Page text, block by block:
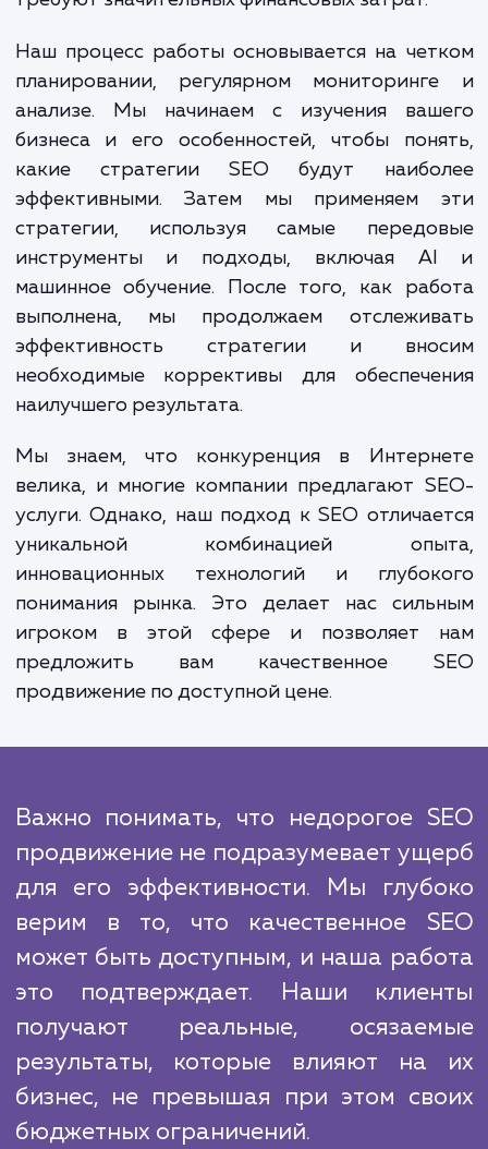
Среди преимуществ нашей услуги -
адаптивность под ваш бюджет. Каждый
имеет свои уникальные особенности,
знаем, как наилучшим образом
ваши ресурсы для достижения
целей. Благодаря нашему опыту и
знаниям в SEO, мы можем предложить
наиболее эффективные решения,
Наш процесс работы основывается на
планировании, регулярном
бизнеса и его особенностей, чтобы
какие стратегии SEO будут
эффективными. Затем мы применяем
стратегии, используя самые
инструменты и подходы, включая
машинное обучение. После того, как
выполнена, мы продолжаем
эффективность стратегии и
Мы знаем, что конкуренция в
велика, и многие компании предлагают
услуги. Однако, наш подход к SEO
уникальной комбинацией
инновационных технологий и
понимания рынка. Это делает нас
игроком в этой сфере и позволяет
предложить вам качественное
продвижение по доступной цене.